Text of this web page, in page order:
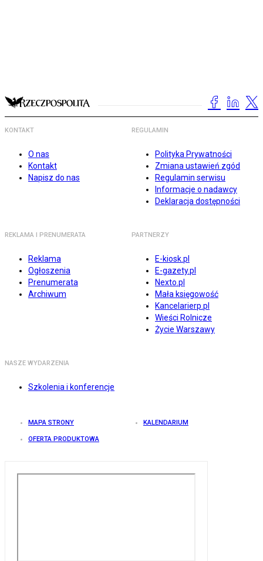
KONTAKT
O nas
Kontakt
Napisz do nas
REGULAMIN
Polityka Prywatności
Zmiana ustawień zgód
Regulamin serwisu
Informacje o nadawcy
Deklaracja dostępności
REKLAMA I PRENUMERATA
Reklama
Ogłoszenia
Prenumerata
Archiwum
PARTNERZY
E-kiosk.pl
E-gazety.pl
Nexto.pl
Mała księgowość
Kancelarierp.pl
Wieści Rolnicze
Życie Warszawy
NASZE WYDARZENIA
Szkolenia i konferencje
MAPA STRONY KALENDARIUM
OFERTA PRODUKTOWA